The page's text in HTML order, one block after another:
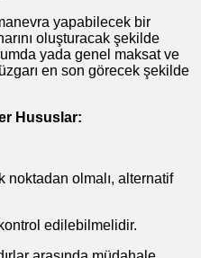
yapabilecek bir
oluşturacak şekilde
yada genel maksat ve
en son görecek şekilde
Hususlar:
olmalı, alternatif
edilebilmelidir.